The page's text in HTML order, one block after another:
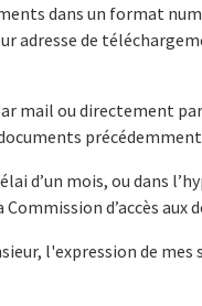
dans un format
adresse de
mail ou directement
d’un mois, ou dans
d’accès
l'expression de